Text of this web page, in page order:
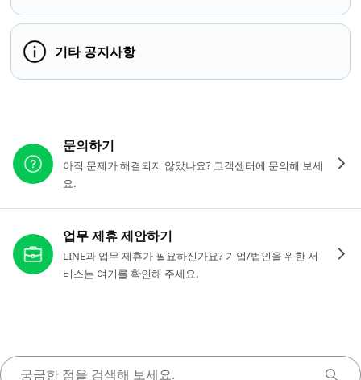
기타 공지사항
문의하기
아직 문제가 해결되지 않았나요? 고객센터에 문의해 보세
요.
업무 제휴 제안하기
LINE과 업무 제휴가 필요하신가요? 기업/법인을 위한 서
비스는 여기를 확인해 주세요.